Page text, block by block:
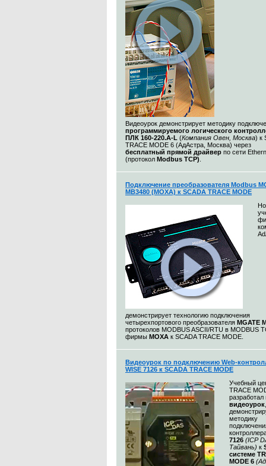
Видеоурок демонстрирует методику
программируемого логического
ПЛК 160-220.А-L (Компания Овен, Москва) к
TRACE MODE 6 (АдАстра, Москва) через
бесплатный прямой драйвер по сети
(протокол Modbus TCP)
Подключение преобразователя Modbus
MB3480 (MOXA) к SCADA TRACE MODE
демонстрирует технологию подключения
четырехпортового преобразователя MGATE
протоколов MODBUS ASCII/RTU в MODBUS
фирмы MOXA к SCADA TRACE MODE.
Видеоурок по подключению Web-
WISE 7126 к SCADA TRACE MODE
Учебный
TRACE
видеоурок
методику
7126 (ICP
Тайвань) к
системе
MODE 6